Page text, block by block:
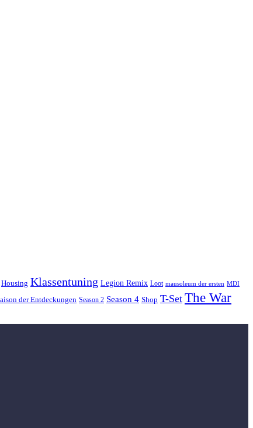
Housing Klassentuning Legion Remix Loot mausoleum der ersten MDI
der Entdeckungen Season 2 Season 4 Shop T-Set The War